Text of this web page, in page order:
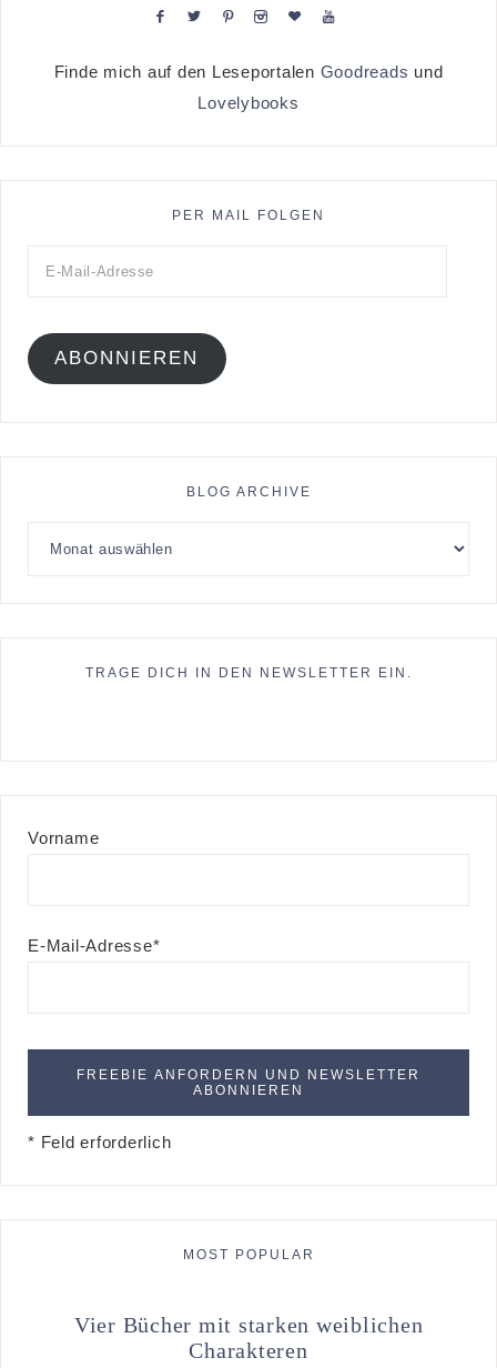
Finde mich auf den Leseportalen Goodreads und
Lovelybooks
PER MAIL FOLGEN
ABONNIEREN
BLOG ARCHIVE
TRAGE DICH IN DEN NEWSLETTER EIN.
Vorname
E-Mail-Adresse*
* Feld erforderlich
MOST POPULAR
Vier Bücher mit starken weiblichen
Charakteren